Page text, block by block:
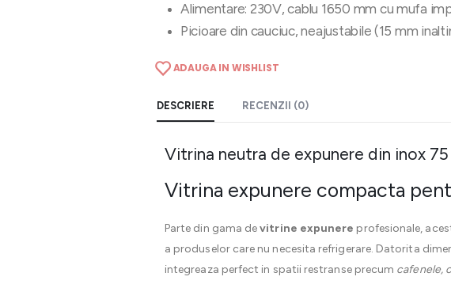
Alimentare: 230V, cablu 1650 mm cu mufa
Picioare din cauciuc, neajustabile (15 mm
ADAUGA IN WISHLIST
DESCRIERE RECENZII (0)
Vitrina neutra de expunere din inox
Vitrina expunere compacta
Parte din gama devitrine expunere profesionale,
a produselor care nu necesita refrigerare. Datorita
integreaza perfect in spatii restranse precum cafenele,